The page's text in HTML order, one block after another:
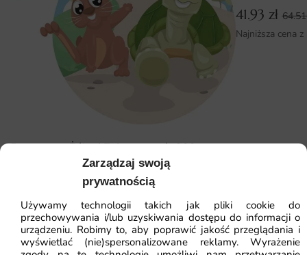
Zarządzaj swoją
prywatnością
Używamy technologii takich jak pliki cookie do
przechowywania i/lub uzyskiwania dostępu do informacji o
urządzeniu. Robimy to, aby poprawić jakość przeglądania i
wyświetlać (nie)spersonalizowane reklamy. Wyrażenie
sprawia, że każdy może znaleźć odpowiednią opcję dla
siebie. Montaż fototapety jest niezwykle prosty i nie
wymaga specjalistycznych umiejętności. Dzięki intuicyjnej
instrukcji oraz samoprzylepnym materiałom, każdy może
samodzielnie ozdobić swoje wnętrze, oszczędzając czas i
pieniądze na fachowców.
Elegancki i nowoczesny design, który pasuje do różnych
Wysoka jakość materiałów i druku, zapewniająca
długotrwałe użytkowanie.
Łatwość w utrzymaniu czystości dzięki zmywalnemu
materiałowi.
Fototapeta Żółw i Zając — wzór 322
64.51zł
Najniższa cena z 30 dni:41.93 zł
41.93 zł
Najniższa cena
ZOBACZ WSZYSTKIE